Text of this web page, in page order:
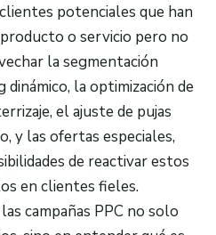
potenciales que han
o servicio pero no
la segmentación
dinámico, la optimización de
el ajuste de pujas
y las ofertas especiales,
de reactivar estos
en clientes fieles.
campañas PPC no solo